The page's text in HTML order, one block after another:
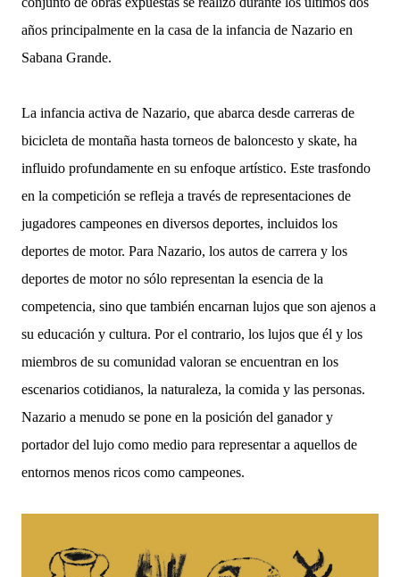
años principalmente en la casa de la infancia de Nazario en
Sabana Grande.
La infancia activa de Nazario, que abarca desde carreras de
bicicleta de montaña hasta torneos de baloncesto y skate, ha
influido profundamente en su enfoque artístico. Este trasfondo
en la competición se refleja a través de representaciones de
jugadores campeones en diversos deportes, incluidos los
deportes de motor. Para Nazario, los autos de carrera y los
deportes de motor no sólo representan la esencia de la
competencia, sino que también encarnan lujos que son ajenos a
su educación y cultura. Por el contrario, los lujos que él y los
miembros de su comunidad valoran se encuentran en los
escenarios cotidianos, la naturaleza, la comida y las personas.
Nazario a menudo se pone en la posición del ganador y
portador del lujo como medio para representar a aquellos de
entornos menos ricos como campeones.